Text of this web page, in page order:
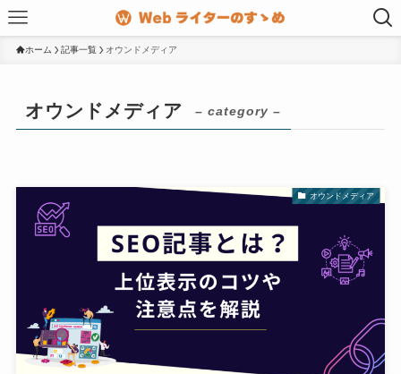
ホーム 記事一覧 オウンドメディア
オウンドメディア – category –
オウンドメディア